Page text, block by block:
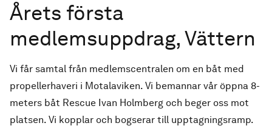
Årets första
medlemsuppdrag, Vättern
Vi får samtal från medlemscentralen om en båt med
propellerhaveri i Motalaviken. Vi bemannar vår öppna 8-
meters båt Rescue Ivan Holmberg och beger oss mot
platsen. Vi kopplar och bogserar till upptagningsramp.